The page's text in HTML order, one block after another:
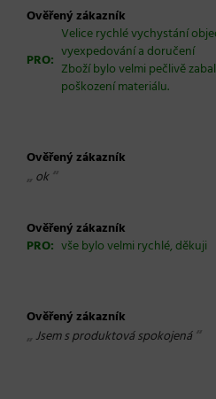
Ověřený zákazník
PRO:
Velice rychlé vychystání
vyexpedování a doručení
Zboží bylo velmi pečlivě
poškození materiálu.
Ověřený zákazník
„ ok“
Ověřený zákazník
PRO: vše bylo velmi rychlé, děkuji
Ověřený zákazník
„ Jsem s produktová spokojená“